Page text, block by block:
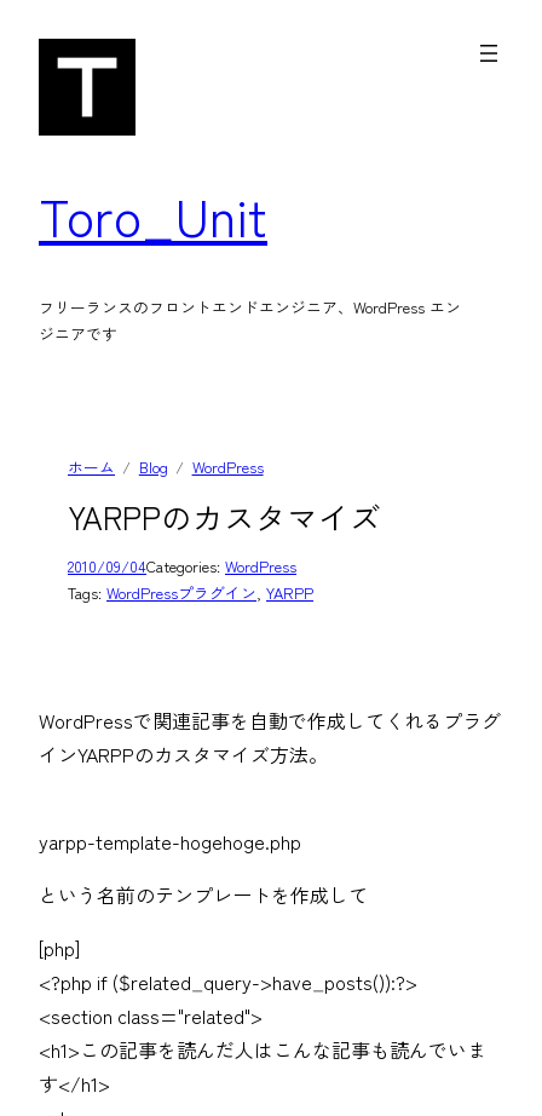
Toro_Unit
フリーランスのフロントエンドエンジニア、WordPress エン
ジニアです
ホーム Blog WordPress
YARPPのカスタマイズ
2010/09/04Categories: WordPress
Tags: WordPressプラグイン, YARPP
WordPressで関連記事を自動で作成してくれるプラグ
インYARPPのカスタマイズ方法。
yarpp-template-hogehoge.php
という名前のテンプレートを作成して
[php]
<?php if ($related_query->have_posts()):?>
<section class="related">
<h1>この記事を読んだ人はこんな記事も読んでいま
す</h1>